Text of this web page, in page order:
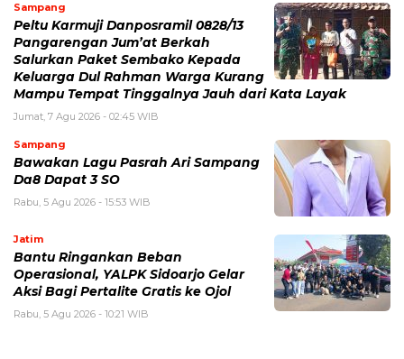
Sampang
Peltu Karmuji Danposramil 0828/13
Pangarengan Jum’at Berkah
Salurkan Paket Sembako Kepada
Keluarga Dul Rahman Warga Kurang
Mampu Tempat Tinggalnya Jauh dari Kata Layak
Jumat, 7 Agu 2026 - 02:45 WIB
Sampang
Bawakan Lagu Pasrah Ari Sampang
Da8 Dapat 3 SO
Rabu, 5 Agu 2026 - 15:53 WIB
Jatim
Bantu Ringankan Beban
Operasional, YALPK Sidoarjo Gelar
Aksi Bagi Pertalite Gratis ke Ojol
Rabu, 5 Agu 2026 - 10:21 WIB